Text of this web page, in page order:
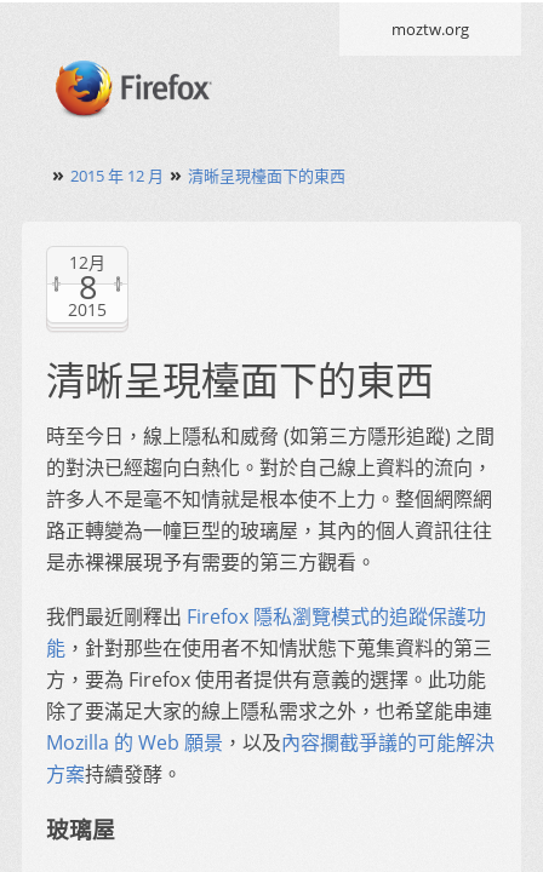
moztw.org
» 2015 年 12 月 » 清晰呈現檯面下的東西
12月
8
2015
清晰呈現檯面下的東西
時至今日，線上隱私和威脅 (如第三方隱形追蹤) 之間
的對決已經趨向白熱化。對於自己線上資料的流向，
許多人不是毫不知情就是根本使不上力。整個網際網
路正轉變為一幢巨型的玻璃屋，其內的個人資訊往往
是赤裸裸展現予有需要的第三方觀看。
我們最近剛釋出 Firefox 隱私瀏覽模式的追蹤保護功
能 ，針對那些在使用者不知情狀態下蒐集資料的第三
方，要為 Firefox 使用者提供有意義的選擇。此功能
除了要滿足大家的線上隱私需求之外，也希望能串連
Mozilla 的 Web 願景 ，以及內容攔截爭議的可能解決
方案持續發酵。
玻璃屋